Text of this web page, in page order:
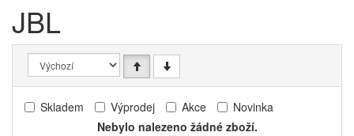
JBL
Skladem Výprodej Akce
Novinka
Nebylo nalezeno žádné zboží.